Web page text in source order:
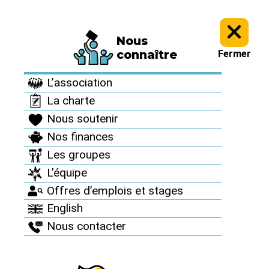
Nous
connaître
L’association
La charte
Nous soutenir
Nos finances
Les groupes
L’équipe
Offres d’emplois et stages
English
Nous contacter
Fermer
Nos communiqués de presse >
Nos communiqués de
presse
Exercice de
crise à
Gravelines : un
bide pour une